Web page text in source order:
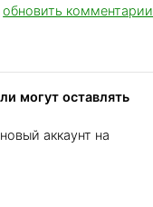
обновить комментарии
могут оставлять
аккаунт на